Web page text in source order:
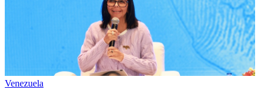
Venezuela